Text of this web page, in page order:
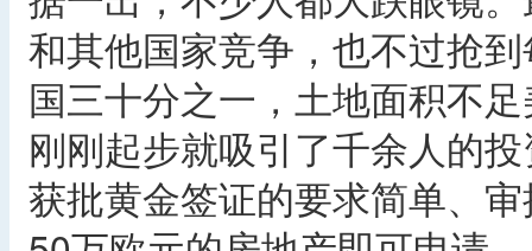
和其他国家竞争，也不过抢
国三十分之一，土地面积不
刚刚起步就吸引了千余人的
获批黄金签证的要求简单、